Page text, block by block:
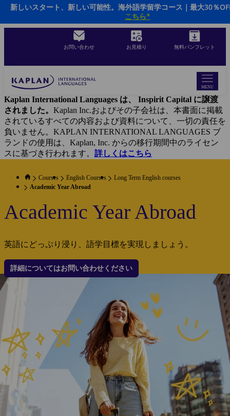
Skip
main
お問い合わせ お見積り 無料パンフレット
MENU
Kaplan International Languages は、 Inspirit Capital に譲渡
されました。 Kaplan Inc.およびその子会社は、本書面に掲載
されているすべての内容および資料について、一切の責任を
負いません。KAPLAN INTERNATIONAL LANGUAGES ブ
ランドの使用は、Kaplan, Inc. からの移行期間中のライセン
スに基づき行われます。 詳しくはこちら
新しいスタート、新しい可能性。海外語学留学コース｜最大30％
こちら*
Courses English Courses
Long Term English courses
Academic Year Abroad
Academic Year Abroad
英語にどっぷり浸り、語学目標を実現しましょう。
詳細についてはお問い合わせください